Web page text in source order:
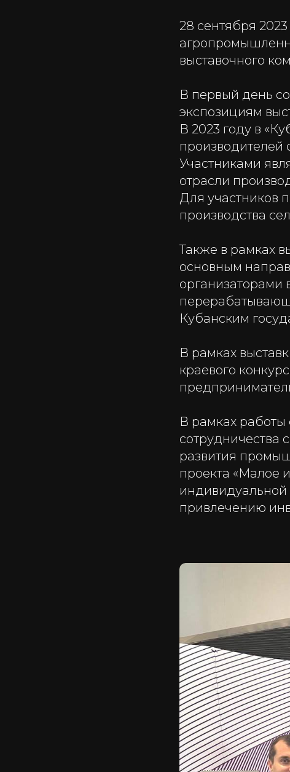
28 сентября
выставочного
В первый день
экспозициям
В 2023 году в
производителей
Участниками
отрасли
Для участников
производства
Также в рамках
основным
организаторами
Кубанским
В рамках
краевого
В рамках
сотрудничества
развития
проекта «Малое
привлечению